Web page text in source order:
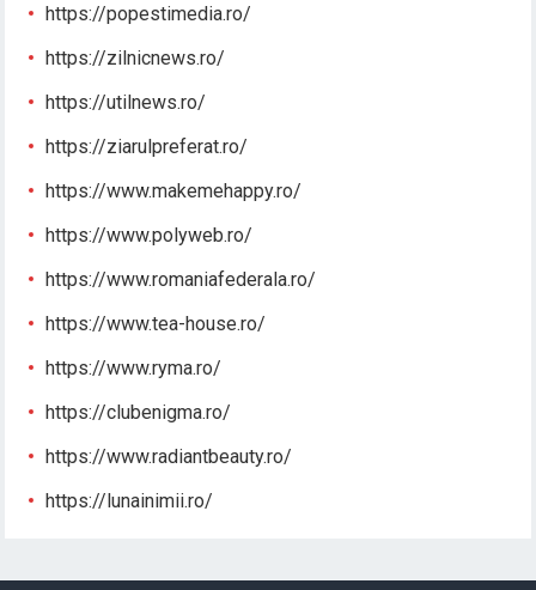
https://popestimedia.ro/
https://zilnicnews.ro/
https://utilnews.ro/
https://ziarulpreferat.ro/
https://www.makemehappy.ro/
https://www.polyweb.ro/
https://www.romaniafederala.ro/
https://www.tea-house.ro/
https://www.ryma.ro/
https://clubenigma.ro/
https://www.radiantbeauty.ro/
https://lunainimii.ro/